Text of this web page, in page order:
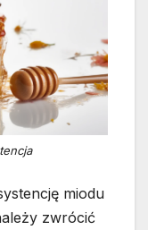
miodu
zwrócić